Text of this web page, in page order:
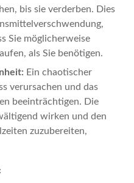
bis sie verderben. Dies
Sie möglicherweise
als Sie benötigen.
Ein chaotischer
verursachen und das
beeinträchtigen. Die
wirken und den
zuzubereiten,